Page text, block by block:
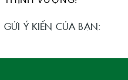
GỬI Ý KIẾN CỦA BẠN: